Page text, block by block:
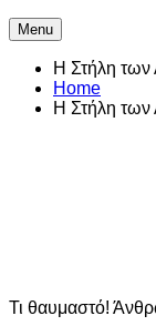
Menu
Η Στήλη
Home
Η Στήλη
Τι θαυμαστό!